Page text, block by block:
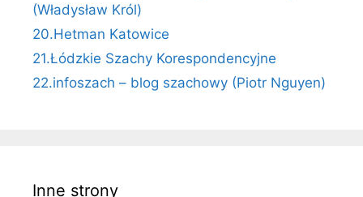
(Władysław Król)
20.Hetman Katowice
21.Łódzkie Szachy Korespondencyjne
22.infoszach – blog szachowy (Piotr Nguyen)
Inne strony